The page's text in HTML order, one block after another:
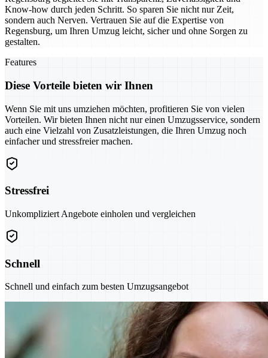
Know-how durch jeden Schritt. So sparen Sie nicht nur Zeit,
sondern auch Nerven. Vertrauen Sie auf die Expertise von
Regensburg, um Ihren Umzug leicht, sicher und ohne Sorgen zu
gestalten.
Features
Diese Vorteile bieten wir Ihnen
Wenn Sie mit uns umziehen möchten, profitieren Sie von vielen
Vorteilen. Wir bieten Ihnen nicht nur einen Umzugsservice, sondern
auch eine Vielzahl von Zusatzleistungen, die Ihren Umzug noch
einfacher und stressfreier machen.
Stressfrei
Unkompliziert Angebote einholen und vergleichen
Schnell
Schnell und einfach zum besten Umzugsangebot